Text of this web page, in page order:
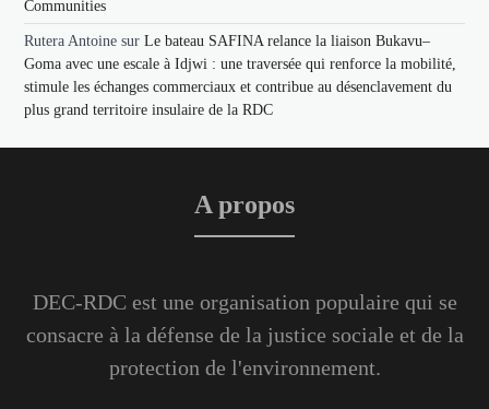
Communities
Rutera Antoine surLe bateau SAFINA relance la liaison Bukavu–
Goma avec une escale à Idjwi : une traversée qui renforce la mobilité,
stimule les échanges commerciaux et contribue au désenclavement du
plus grand territoire insulaire de la RDC
A propos
DEC-RDC est une organisation populaire qui se
consacre à la défense de la justice sociale et de la
protection de l'environnement.